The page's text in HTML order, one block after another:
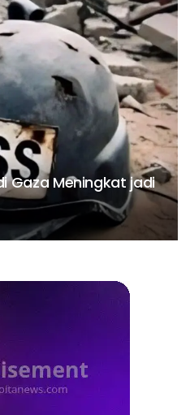
Gaza Meningkat jadi